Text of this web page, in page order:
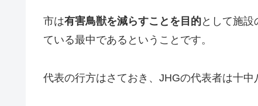
市は有害鳥獣を減らすことを目的として施
ている最中であるということです。
代表の行方はさておき、JHGの代表者は十中